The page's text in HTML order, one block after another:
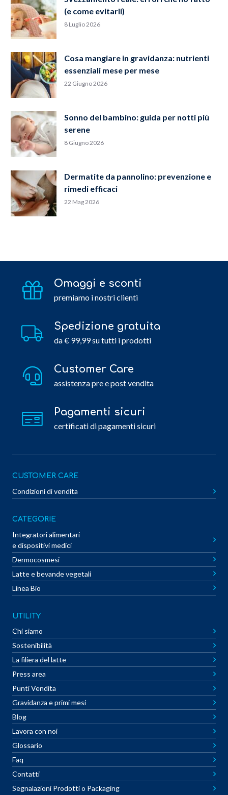
(e come evitarli)
8 Luglio 2026
Cosa mangiare in gravidanza: nutrienti
essenziali mese per mese
22 Giugno 2026
Sonno del bambino: guida per notti più
serene
8 Giugno 2026
Dermatite da pannolino: prevenzione e
rimedi efficaci
22 Mag 2026
Omaggi e sconti
premiamo i nostri clienti
Spedizione gratuita
da € 99,99 su tutti i prodotti
Customer Care
assistenza pre e post vendita
Pagamenti sicuri
certificati di pagamenti sicuri
CUSTOMER CARE
Condizioni di vendita
CATEGORIE
Integratori alimentari
e dispositivi medici
Dermocosmesi
Latte e bevande vegetali
Linea Bio
UTILITY
Chi siamo
Sostenibilità
La filiera del latte
Press area
Punti Vendita
Gravidanza e primi mesi
Blog
Lavora con noi
Glossario
Faq
Contatti
Segnalazioni Prodotti o Packaging